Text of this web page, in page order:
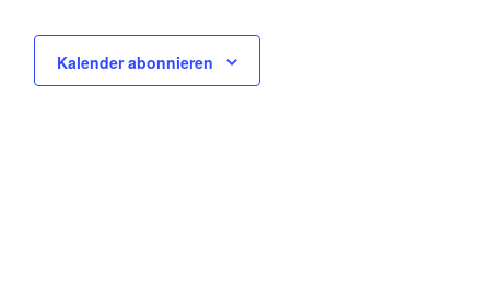
Kalender abonnieren